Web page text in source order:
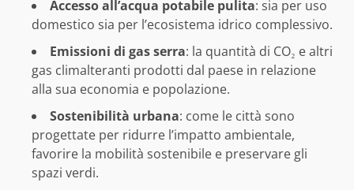
Accesso all’acqua potabile pulita: sia per uso
domestico sia per l’ecosistema idrico complessivo.
Emissioni di gas serra: la quantità di CO₂ e altri
gas climalteranti prodotti dal paese in relazione
alla sua economia e popolazione.
Sostenibilità urbana: come le città sono
progettate per ridurre l’impatto ambientale,
favorire la mobilità sostenibile e preservare gli
spazi verdi.